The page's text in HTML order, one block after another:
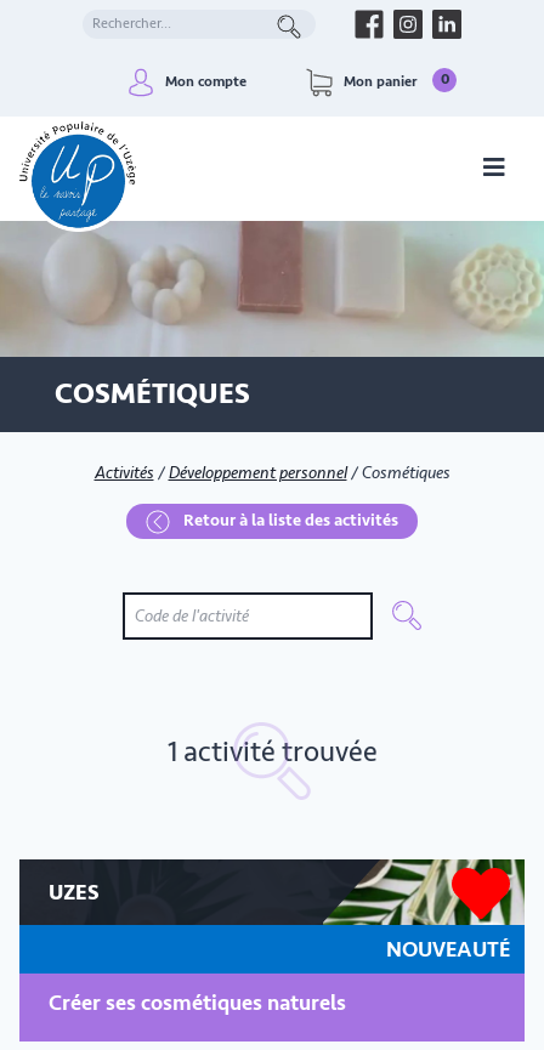
Mon compte Mon panier 0
COSMÉTIQUES
Retour à la liste des activités
Activités / Développement personnel / Cosmétiques
1 activité trouvée
UZES
NOUVEAUTÉ
Créer ses cosmétiques naturels